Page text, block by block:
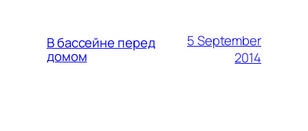
В бассейне перед
домом
5 September
2014